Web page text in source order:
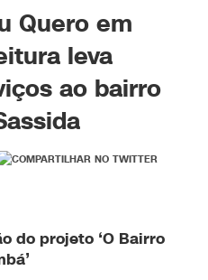
Quero em
leva
ao bairro
do projeto ‘O Bairro